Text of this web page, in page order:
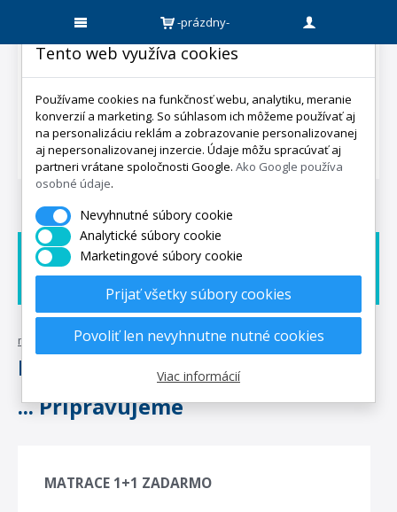
-prázdny-
Doprava zadarmo
Dárek zadarmo
Expedicia do 5 dní
mpo-matrace.sk • posteľné textílie•izba
Izba
... Připravujeme
MATRACE 1+1 ZADARMO
Tento web využíva cookies
Používame cookies na funkčnosť webu, analytiku, meranie
konverzií a marketing. So súhlasom ich môžeme používať aj
na personalizáciu reklám a zobrazovanie personalizovanej
aj nepersonalizovanej inzercie. Údaje môžu spracúvať aj
partneri vrátane spoločnosti Google. Ako Google používa
osobné údaje.
Nevyhnutné súbory cookie
Analytické súbory cookie
Marketingové súbory cookie
Prijať všetky súbory cookies
Povoliť len nevyhnutne nutné cookies
Viac informácií